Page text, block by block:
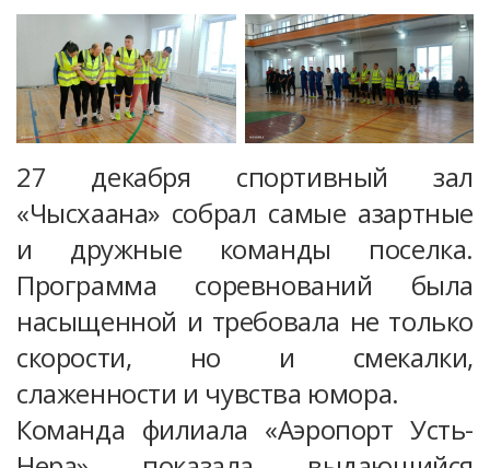
27 декабря спортивный зал
«Чысхаана» собрал самые азартные
и дружные команды поселка.
Программа соревнований была
насыщенной и требовала не только
скорости, но и смекалки,
слаженности и чувства юмора.
Команда филиала «Аэропорт Усть-